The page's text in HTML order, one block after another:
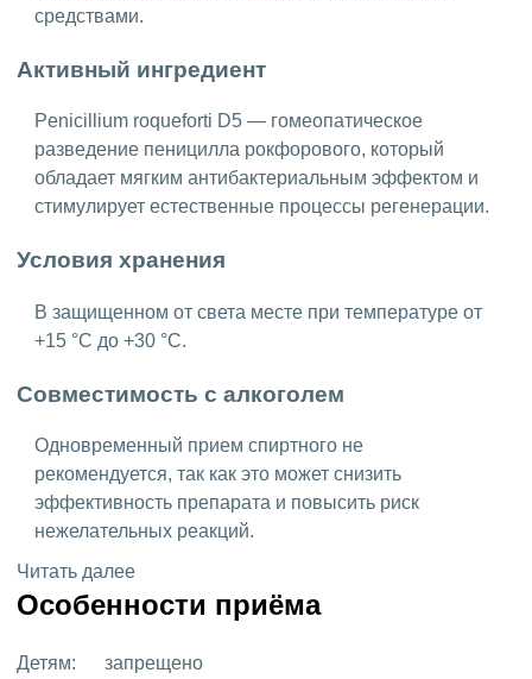
средствами.
Активный ингредиент
Penicillium roqueforti D5 — гомеопатическое
разведение пеницилла рокфорового, который
обладает мягким антибактериальным эффектом и
стимулирует естественные процессы регенерации.
Условия хранения
В защищенном от света месте при температуре от
+15 °C до +30 °C.
Совместимость с алкоголем
Одновременный прием спиртного не
рекомендуется, так как это может снизить
эффективность препарата и повысить риск
нежелательных реакций.
Читать далее
Особенности приёма
Детям:
запрещено